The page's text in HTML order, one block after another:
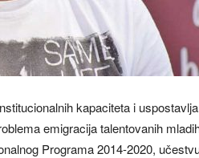
kapaciteta i
emigracija talentovanih
Programa 2014-2020,